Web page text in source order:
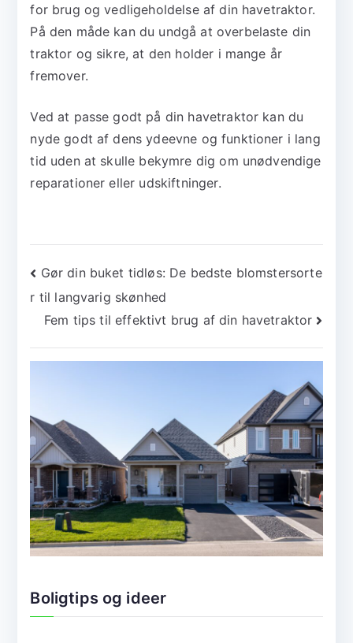
for brug og vedligeholdelse af din havetraktor.
På den måde kan du undgå at overbelaste din
traktor og sikre, at den holder i mange år
fremover.
Ved at passe godt på din havetraktor kan du
nyde godt af dens ydeevne og funktioner i lang
tid uden at skulle bekymre dig om unødvendige
reparationer eller udskiftninger.
Indlægsnavigation
Gør din buket tidløs: De bedste blomstersorte
r til langvarig skønhed
Fem tips til effektivt brug af din havetraktor
Boligtips og ideer